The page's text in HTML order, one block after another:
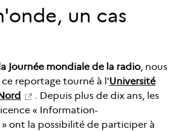
un cas
Journée mondiale de la radio, nous
reportage tourné à l'Université
. Depuis plus de dix ans, les
« Information-
ont la possibilité de participer à